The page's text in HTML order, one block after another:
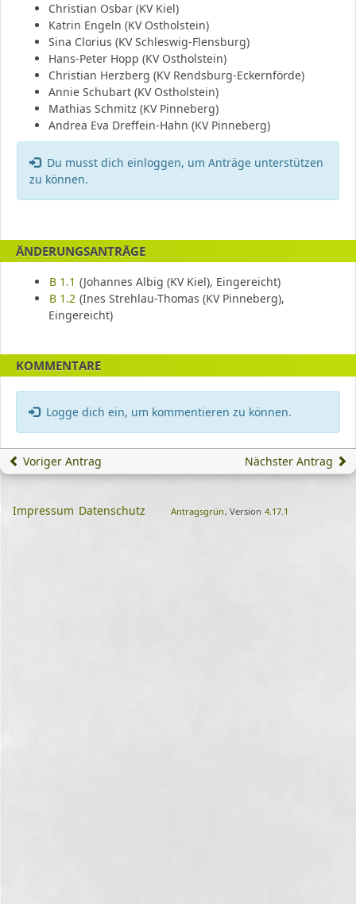
Christian Osbar (KV Kiel)
Katrin Engeln (KV Ostholstein)
Sina Clorius (KV Schleswig-Flensburg)
Hans-Peter Hopp (KV Ostholstein)
Christian Herzberg (KV Rendsburg-Eckernförde)
Annie Schubart (KV Ostholstein)
Mathias Schmitz (KV Pinneberg)
Andrea Eva Dreffein-Hahn (KV Pinneberg)
Fehler:
Du musst dich einloggen, um Anträge unterstützen
zu können.
ÄNDERUNGSANTRÄGE
B 1.1 (Johannes Albig (KV Kiel), Eingereicht)
B 1.2 (Ines Strehlau-Thomas (KV Pinneberg),
Eingereicht)
KOMMENTARE
Logge dich ein, um kommentieren zu können.
Voriger Antrag Nächster Antrag
Impressum Datenschutz Antragsgrün, Version 4.17.1